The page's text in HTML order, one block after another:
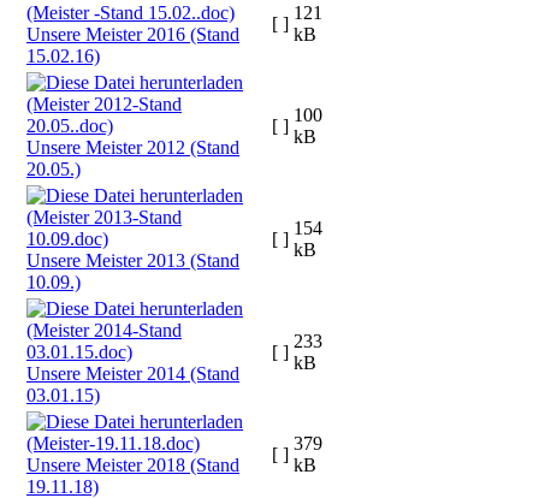
Unsere Meister 2016 (Stand
15.02.16)
[ ]
121
kB
Unsere Meister 2012 (Stand
20.05.)
[ ]
100
kB
Unsere Meister 2013 (Stand
10.09.)
[ ]
154
kB
Unsere Meister 2014 (Stand
03.01.15)
[ ]
233
kB
Unsere Meister 2018 (Stand
19.11.18)
[ ]
379
kB